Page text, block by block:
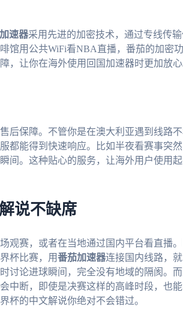
速器采用先进的加密技术，通过专线传
馆用公共WiFi看NBA直播，番茄的加密
，让你在海外使用回国加速器时更加放心
后保障。不管你是在澳大利亚遇到线路
都能得到快速响应。比如半夜看赛事突
间。这种贴心的服务，让海外用户使用
说不缺席
观赛，或者在当地通过国内平台看直播
杯比赛，用番茄加速器连接国内线路，
讨论进球瞬间，完全没有地域的隔阂。而
中断，即使是决赛这样的高峰时段，也
杯的中文解说你绝对不会错过。